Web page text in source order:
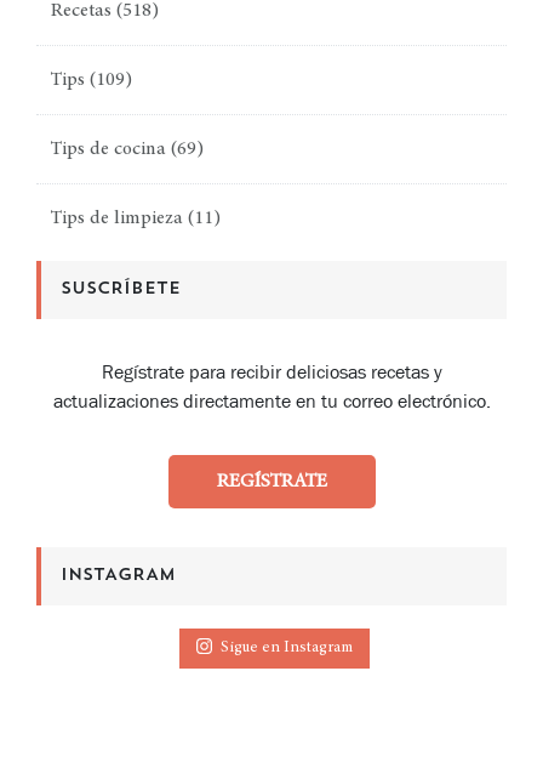
Recetas (518)
Tips (109)
Tips de cocina (69)
Tips de limpieza (11)
SUSCRÍBETE
Regístrate para recibir deliciosas recetas y
actualizaciones directamente en tu correo electrónico.
REGÍSTRATE
INSTAGRAM
Sigue en Instagram